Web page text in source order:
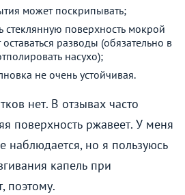
может поскрипывать;
стеклянную поверхность мокрой
разводы (обязательно в
насухо);
не очень устойчивая.
нет. В отзывах часто
поверхность ржавеет. У меня
наблюдается, но я пользуюсь
капель при
поэтому.